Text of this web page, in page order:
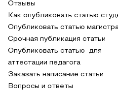
Отзывы
Как опубликовать статью
Опубликовать статью
Срочная публикация статьи
Опубликовать статью для
аттестации педагога
Заказать написание статьи
Вопросы и ответы